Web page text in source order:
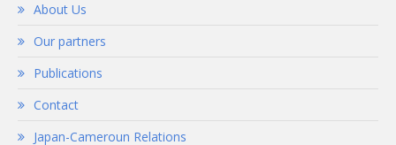
About Us
Our partners
Publications
Contact
Japan-Cameroun Relations